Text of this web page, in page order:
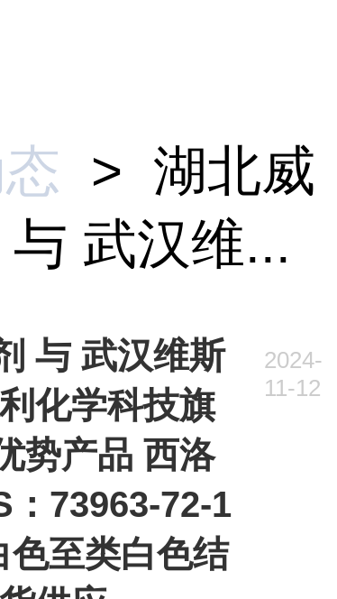
> 湖北威
武汉维...
与 武汉维斯
化学科技旗
势产品 西洛
73963-72-1
色至类白色结
2024-
11-12